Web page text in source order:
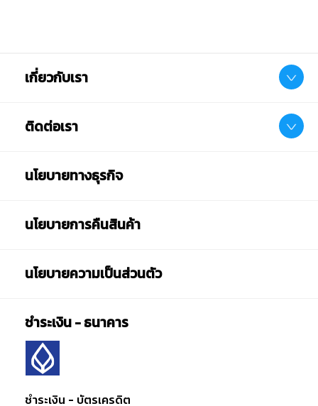
เกี่ยวกับเรา
ติดต่อเรา
นโยบายทางธุรกิจ
นโยบายการคืนสินค้า
นโยบายความเป็นส่วนตัว
ชำระเงิน - ธนาคาร
ชำระเงิน - บัตรเครดิต